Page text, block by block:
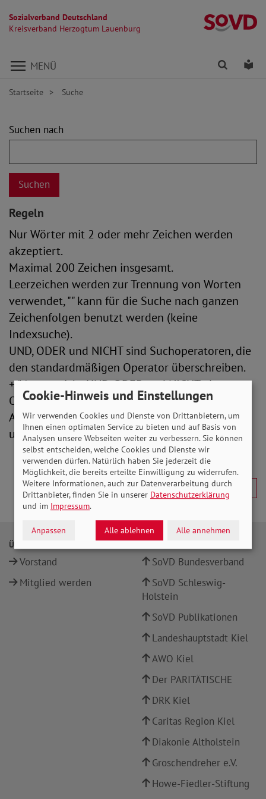
Sozialverband Deutschland
Kreisverband Herzogtum Lauenburg
Direkt zu den Inhalten springen
MENÜ Finden
Startseite Suche
Suchformular
Suchen nach
Regeln
Nur Wörter mit 2 oder mehr Zeichen werden
akzeptiert.
Maximal 200 Zeichen insgesamt.
Leerzeichen werden zur Trennung von Worten
verwendet, "" kann für die Suche nach ganzen
Zeichenfolgen benutzt werden (keine
Indexsuche).
UND, ODER und NICHT sind Suchoperatoren, die
den standardmäßigen Operator überschreiben.
+/|/- entspricht UND, ODER und NICHT als
Operatoren.
Alle Suchbegriffe werden in Kleinschreibung
umgewandelt.
ÜBER UNS
Vorstand
Mitglied werden
INFOPORTALE UND LINKS
SoVD Bundesverband
SoVD Schleswig-
Holstein
SoVD Publikationen
Landeshauptstadt Kiel
AWO Kiel
Der PARITÄTISCHE
DRK Kiel
Caritas Region Kiel
Diakonie Altholstein
Groschendreher e.V.
Howe-Fiedler-Stiftung
Cookie-Hinweis und Einstellungen
Wir verwenden Cookies und Dienste von Drittanbietern, um
Ihnen einen optimalen Service zu bieten und auf Basis von
Analysen unsere Webseiten weiter zu verbessern. Sie können
selbst entscheiden, welche Cookies und Dienste wir
verwenden dürfen. Natürlich haben Sie jederzeit die
Möglichkeit, die bereits erteilte Einwilligung zu widerrufen.
Weitere Informationen, auch zur Datenverarbeitung durch
Drittanbieter, finden Sie in unserer Datenschutzerklärung
und im Impressum.
Anpassen Alle ablehnen Alle annehmen